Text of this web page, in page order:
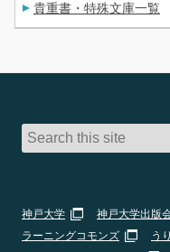
貴重書・特殊文庫一覧
神戸大学 神戸大学出版
ラーニングコモンズ
う